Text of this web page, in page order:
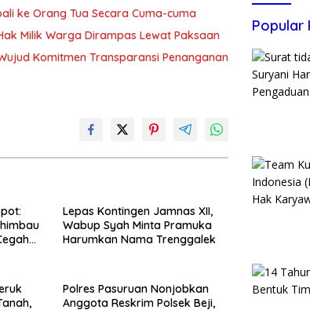
ke Orang Tua Secara Cuma-cuma
Milik Warga Dirampas Lewat Paksaan
Komitmen Transparansi Penanganan
Lepas Kontingen Jamnas XII,
Wabup Syah Minta Pramuka
Harumkan Nama Trenggalek
Polres Pasuruan Nonjobkan
Anggota Reskrim Polsek Beji,
Popular